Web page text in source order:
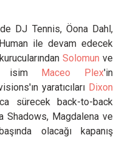
DJ Tennis, Öona Dahl,
ile devam edecek
Solomun ve
isim Maceo Plex'in
yaratıcıları Dixon
sürecek back-to-back
Shadows, Magdalena ve
olacağı kapanış